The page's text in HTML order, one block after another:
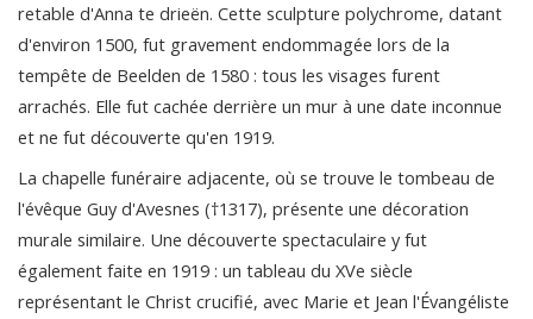
retable d'Anna te drieën. Cette sculpture polychrome, datant
d'environ 1500, fut gravement endommagée lors de la
tempête de Beelden de 1580 : tous les visages furent
arrachés. Elle fut cachée derrière un mur à une date inconnue
et ne fut découverte qu'en 1919.
La chapelle funéraire adjacente, où se trouve le tombeau de
l'évêque Guy d'Avesnes (†1317), présente une décoration
murale similaire. Une découverte spectaculaire y fut
également faite en 1919 : un tableau du XVe siècle
représentant le Christ crucifié, avec Marie et Jean l'Évangéliste